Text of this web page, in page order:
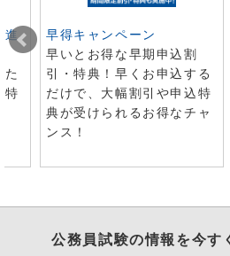
進
特
早得キャンペーン
早いとお得な早期申込割
引・特典！早くお申込する
だけで、大幅割引や申込特
典が受けられるお得なチャ
ンス！
公務員試験の情報を今す